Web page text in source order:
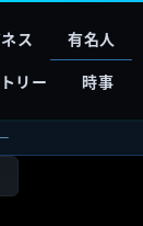
ス 有名人
リー 時事